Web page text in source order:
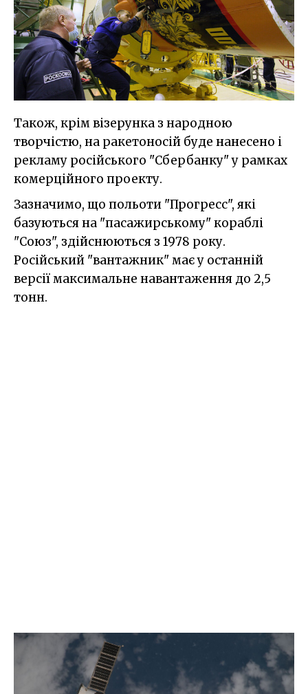
Також, крім візерунка з народною
творчістю, на ракетоносій буде нанесено і
рекламу російського "Сбербанку" у рамках
комерційного проекту.
Зазначимо, що польоти "Прогресс", які
базуються на "пасажирському" кораблі
"Союз", здійснюються з 1978 року.
Російський "вантажник" має у останній
версії максимальне навантаження до 2,5
тонн.